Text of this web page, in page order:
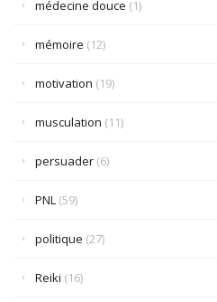
médecine douce (1)
mémoire (12)
motivation (19)
musculation (11)
persuader (6)
PNL (59)
politique (27)
Reiki (16)